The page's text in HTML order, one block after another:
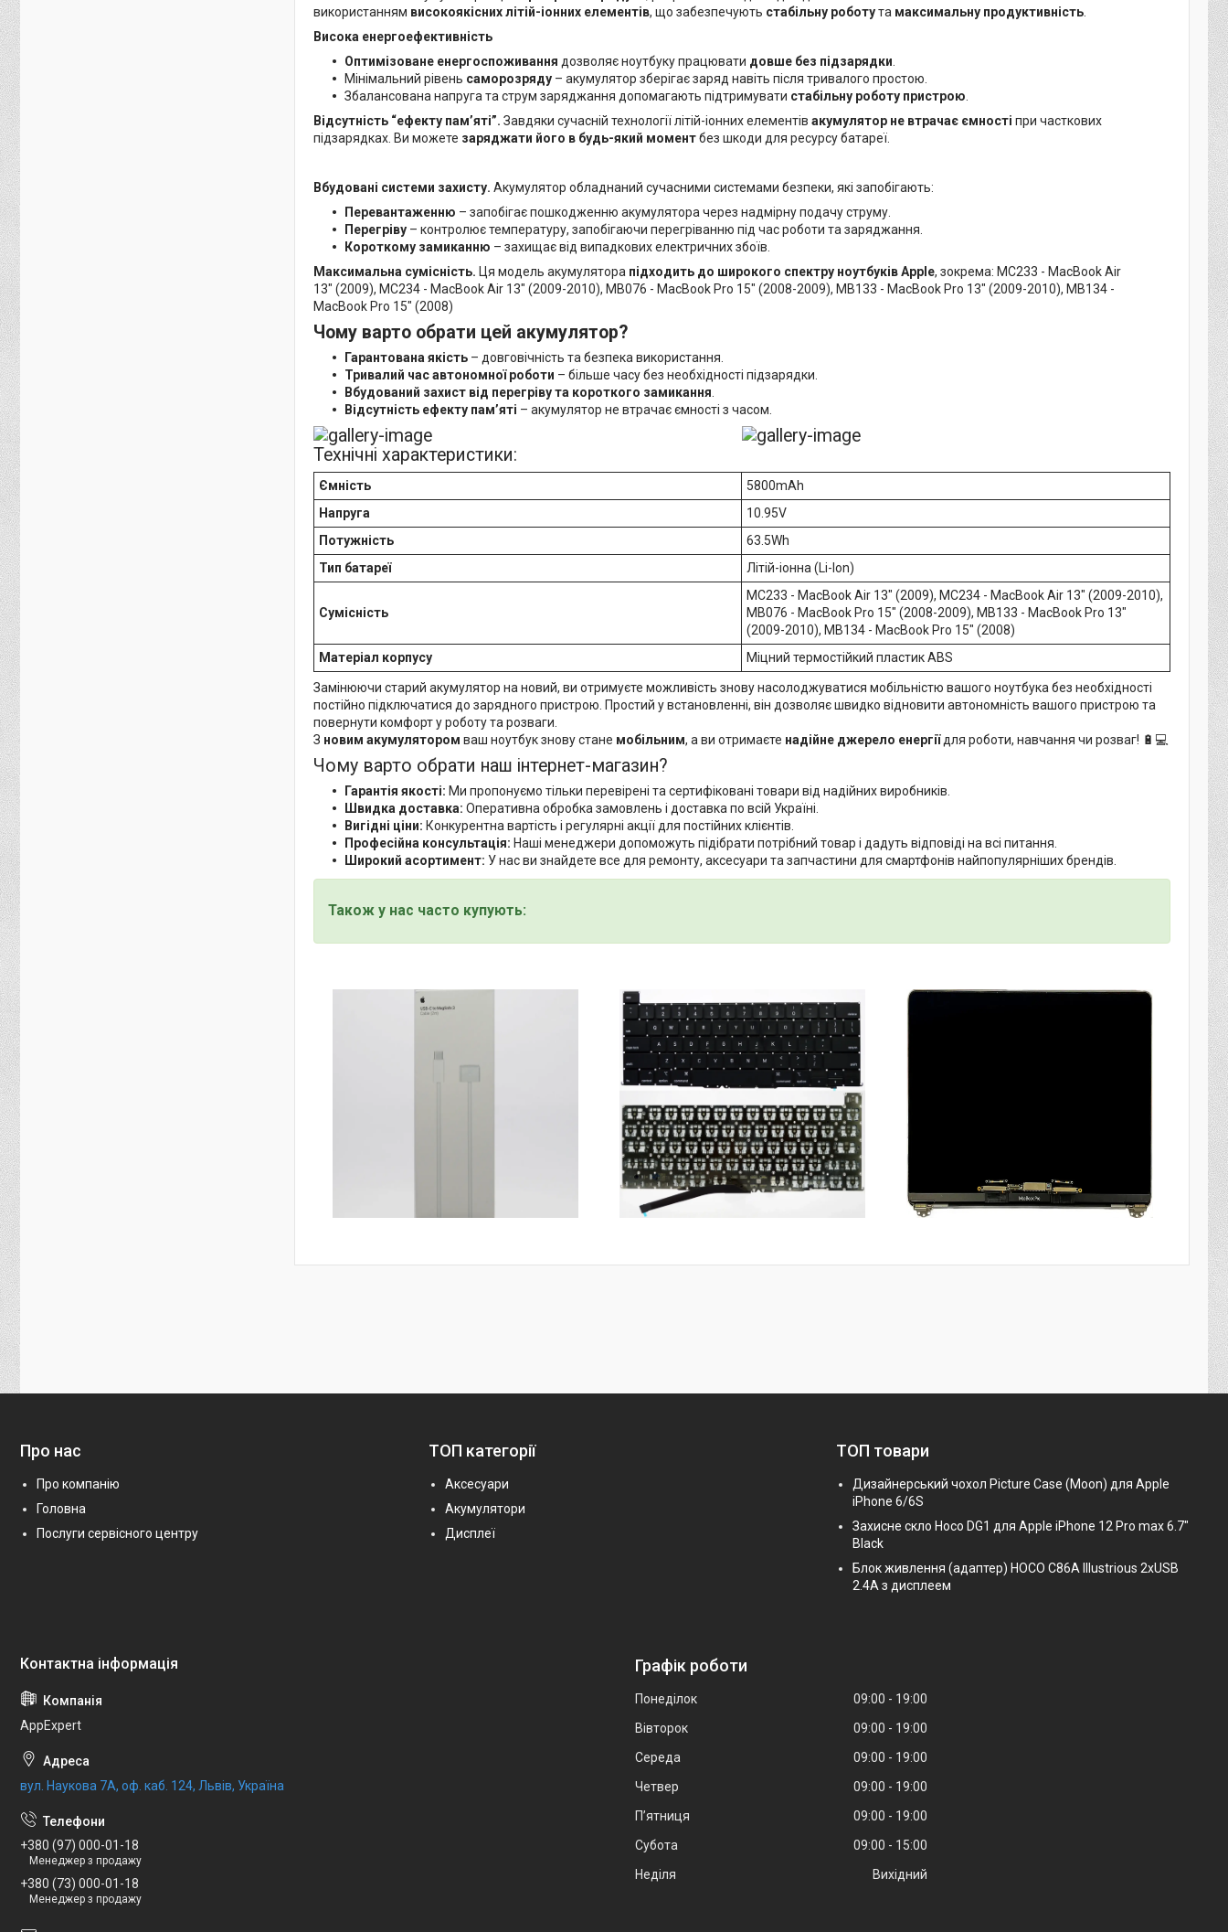
використанням високоякісних літій-іонних елементів, що забезпечують стабільну роботута максимальну продуктивність
Висока енергоефективність
Оптимізоване енергоспоживання дозволяє ноутбуку працювати довше без підзарядки
Мінімальний рівень саморозряду – акумулятор зберігає заряд навіть після тривалого простою.
Збалансована напруга та струм заряджання допомагають підтримувати стабільну роботу пристрою
Відсутність “ефекту пам’яті”. Завдяки сучасній технології літій-іонних елементів акумулятор не втрачає ємності при часткових
підзарядках. Ви можете заряджати його в будь-який моментбез шкоди для ресурсу батареї.
Вбудовані системи захисту. Акумулятор обладнаний сучасними системами безпеки, які запобігають:
Перевантаженню – запобігає пошкодженню акумулятора через надмірну подачу струму.
Перегріву – контролює температуру, запобігаючи перегріванню під час роботи та заряджання.
Короткому замиканню – захищає від випадкових електричних збоїв.
Максимальна сумісність. Ця модель акумулятора підходить до широкого спектру ноутбуківApple, зокрема: MC233 - MacBook Air
13" (2009), MC234 - MacBook Air 13" (2009-2010), MB076 - MacBook Pro 15" (2008-2009), MB133 - MacBook Pro 13" (2009-2010), MB134 -
MacBook Pro 15" (2008)
Чому варто обрати цей акумулятор?
Гарантована якість – довговічність та безпека використання.
Тривалий час автономної роботи – більше часу без необхідності підзарядки.
Вбудований захист від перегріву та короткого замикання
Відсутність ефекту пам’яті – акумулятор не втрачає ємності з часом.
Технічні характеристики:
Ємність
5800mAh
Напруга
10.95V
Потужність
63.5Wh
Тип батареї
Літій-іонна (Li-Ion)
Сумісність
MC233 - MacBook Air 13" (2009), MC234 - MacBook Air 13" (2009-2010),
MB076 - MacBook Pro 15" (2008-2009), MB133 - MacBook Pro 13"
(2009-2010), MB134 - MacBook Pro 15" (2008)
Матеріал корпусу
Міцний термостійкий пластик ABS
Замінюючи старий акумулятор на новий, ви отримуєте можливість знову насолоджуватися мобільністю вашого ноутбука без необхідності
постійно підключатися до зарядного пристрою. Простий у встановленні, він дозволяє швидко відновити автономність вашого пристрою та
повернути комфорт у роботу та розваги.
З новим акумулятором ваш ноутбук знову стане мобільним, а ви отримаєте надійне джерело енергіїдля роботи, навчання чи розваг! 🔋💻
Чому варто обрати наш інтернет-магазин?
Гарантія якості: Ми пропонуємо тільки перевірені та сертифіковані товари від надійних виробників.
Швидка доставка: Оперативна обробка замовлень і доставка по всій Україні.
Вигідні ціни: Конкурентна вартість і регулярні акції для постійних клієнтів.
Професійна консультація: Наші менеджери допоможуть підібрати потрібний товар і дадуть відповіді на всі питання.
Широкий асортимент: У нас ви знайдете все для ремонту, аксесуари та запчастини для смартфонів найпопулярніших брендів.
Також у нас часто купують:
Про нас
Про компанію
Головна
Послуги сервісного центру
ТОП категорії
Аксесуари
Акумулятори
Дисплеї
ТОП товари
Дизайнерський чохол Picture Case (Moon) для Apple
iPhone 6/6S
Захисне скло Hoco DG1 для Apple iPhone 12 Pro max 6.7"
Black
Блок живлення (адаптер) HOCO C86A Illustrious 2xUSB
2.4A з дисплеем
AppExpert
вул. Наукова 7А, оф. каб. 124, Львів, Україна
+380 (97) 000-01-18
Менеджер з продажу
+380 (73) 000-01-18
Менеджер з продажу
Графік роботи
Понеділок 09:00
19:00
Вівторок
09:00
19:00
Середа
09:00
19:00
Четвер
09:00
19:00
Пʼятниця
09:00
19:00
Субота
09:00
15:00
Неділя
Вихідний